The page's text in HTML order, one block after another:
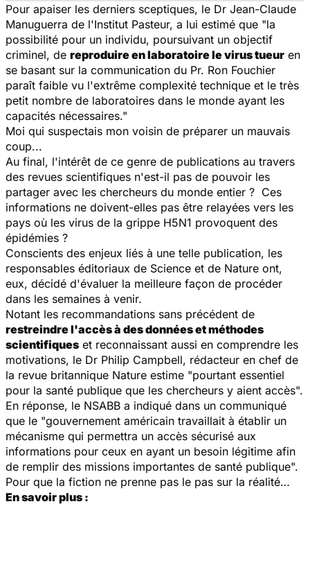
Pour apaiser les derniers sceptiques, le Dr Jean-Claude
Manuguerra de l'Institut Pasteur, a lui estimé que "la
possibilité pour un individu, poursuivant un objectif
criminel, de reproduire en laboratoire le virus tueur en
se basant sur la communication du Pr. Ron Fouchier
paraît faible vu l'extrême complexité technique et le très
petit nombre de laboratoires dans le monde ayant les
capacités nécessaires."
Moi qui suspectais mon voisin de préparer un mauvais
coup...
Au final, l'intérêt de ce genre de publications au travers
des revues scientifiques n'est-il pas de pouvoir les
partager avec les chercheurs du monde entier ? Ces
informations ne doivent-elles pas être relayées vers les
pays où les virus de la grippe H5N1 provoquent des
épidémies ?
Conscients des enjeux liés à une telle publication, les
responsables éditoriaux de Science et de Nature ont,
eux, décidé d'évaluer la meilleure façon de procéder
dans les semaines à venir.
Notant les recommandations sans précédent de
restreindre l'accès à des données et méthodes
scientifiques et reconnaissant aussi en comprendre les
motivations, le Dr Philip Campbell, rédacteur en chef de
la revue britannique Nature estime "pourtant essentiel
pour la santé publique que les chercheurs y aient accès".
En réponse, le NSABB a indiqué dans un communiqué
que le "gouvernement américain travaillait à établir un
mécanisme qui permettra un accès sécurisé aux
informations pour ceux en ayant un besoin légitime afin
de remplir des missions importantes de santé publique".
Pour que la fiction ne prenne pas le pas sur la réalité…
En savoir plus :